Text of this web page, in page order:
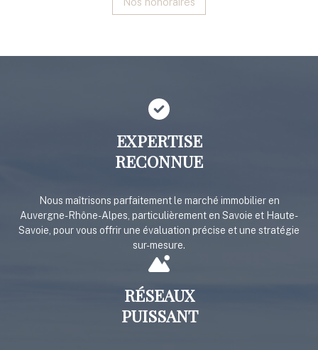
EXPERTISE
RECONNUE
Nous maîtrisons parfaitement le marché immobilier en
Auvergne-Rhône-Alpes, particulièrement en Savoie et Haute-
Savoie, pour vous offrir une évaluation précise et une stratégie
sur-mesure.
RÉSEAUX
PUISSANT